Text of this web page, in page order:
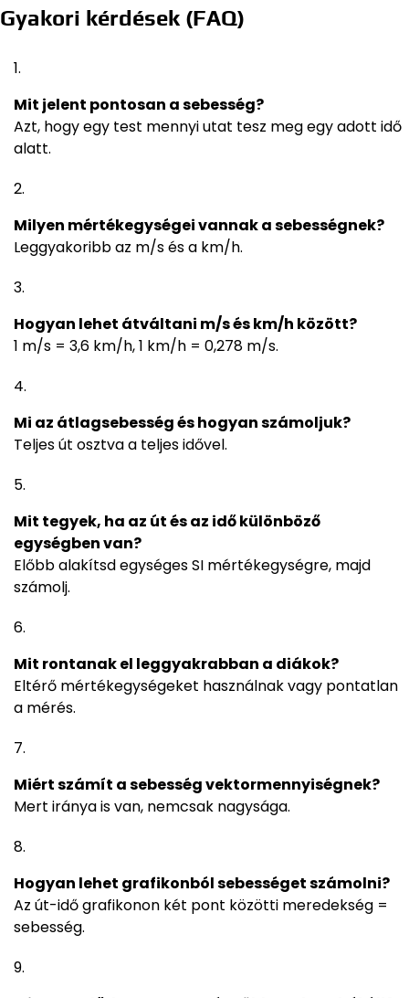
Gyakori kérdések (FAQ)
Mit jelent pontosan a sebesség?
Azt, hogy egy test mennyi utat tesz meg egy adott idő
alatt.
Milyen mértékegységei vannak a sebességnek?
Leggyakoribb az m/s és a km/h.
Hogyan lehet átváltani m/s és km/h között?
1 m/s = 3,6 km/h, 1 km/h = 0,278 m/s.
Mi az átlagsebesség és hogyan számoljuk?
Teljes út osztva a teljes idővel.
Mit tegyek, ha az út és az idő különböző
egységben van?
Előbb alakítsd egységes SI mértékegységre, majd
számolj.
Mit rontanak el leggyakrabban a diákok?
Eltérő mértékegységeket használnak vagy pontatlan
a mérés.
Miért számít a sebesség vektormennyiségnek?
Mert iránya is van, nemcsak nagysága.
Hogyan lehet grafikonból sebességet számolni?
Az út-idő grafikonon két pont közötti meredekség =
sebesség.